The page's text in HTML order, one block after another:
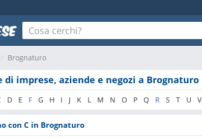
Brognaturo
imprese, aziende e negozi a Brognaturo
D E F G H I J K L M N O P Q R S T U V
con C in Brognaturo